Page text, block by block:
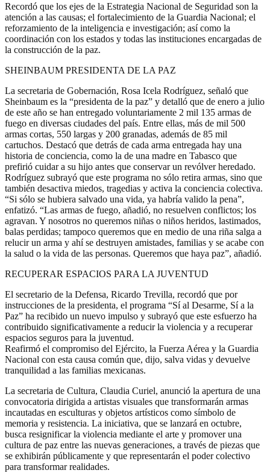
Recordó que los ejes de la Estrategia Nacional de Seguridad son la
atención a las causas; el fortalecimiento de la Guardia Nacional; el
reforzamiento de la inteligencia e investigación; así como la
coordinación con los estados y todas las instituciones encargadas de
la construcción de la paz.
SHEINBAUM PRESIDENTA DE LA PAZ
La secretaria de Gobernación, Rosa Icela Rodríguez, señaló que
Sheinbaum es la “presidenta de la paz” y detalló que de enero a julio
de este año se han entregado voluntariamente 2 mil 135 armas de
fuego en diversas ciudades del país. Entre ellas, más de mil 500
armas cortas, 550 largas y 200 granadas, además de 85 mil
cartuchos. Destacó que detrás de cada arma entregada hay una
historia de conciencia, como la de una madre en Tabasco que
prefirió cuidar a su hijo antes que conservar un revólver heredado.
Rodríguez subrayó que este programa no sólo retira armas, sino que
también desactiva miedos, tragedias y activa la conciencia colectiva.
“Si sólo se hubiera salvado una vida, ya habría valido la pena”,
enfatizó. “Las armas de fuego, añadió, no resuelven conflictos; los
agravan. Y nosotros no queremos niñas o niños heridos, lastimados,
balas perdidas; tampoco queremos que en medio de una riña salga a
relucir un arma y ahí se destruyen amistades, familias y se acabe con
la salud o la vida de las personas. Queremos que haya paz”, añadió.
RECUPERAR ESPACIOS PARA LA JUVENTUD
El secretario de la Defensa, Ricardo Trevilla, recordó que por
instrucciones de la presidenta, el programa “Sí al Desarme, Sí a la
Paz” ha recibido un nuevo impulso y subrayó que este esfuerzo ha
contribuido significativamente a reducir la violencia y a recuperar
espacios seguros para la juventud.
Reafirmó el compromiso del Ejército, la Fuerza Aérea y la Guardia
Nacional con esta causa común que, dijo, salva vidas y devuelve
tranquilidad a las familias mexicanas.
La secretaria de Cultura, Claudia Curiel, anunció la apertura de una
convocatoria dirigida a artistas visuales que transformarán armas
incautadas en esculturas y objetos artísticos como símbolo de
memoria y resistencia. La iniciativa, que se lanzará en octubre,
busca resignificar la violencia mediante el arte y promover una
cultura de paz entre las nuevas generaciones, a través de piezas que
se exhibirán públicamente y que representarán el poder colectivo
para transformar realidades.